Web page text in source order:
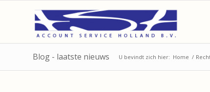
Blog - laatste nieuws U bevindt zich hier: Home /